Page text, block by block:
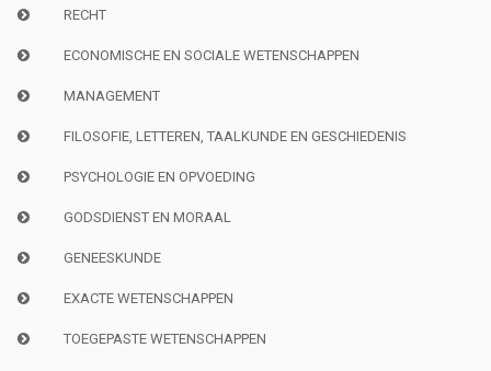
RECHT
ECONOMISCHE EN SOCIALE WETENSCHAPPEN
MANAGEMENT
FILOSOFIE, LETTEREN, TAALKUNDE EN GESCHIEDENIS
PSYCHOLOGIE EN OPVOEDING
GODSDIENST EN MORAAL
GENEESKUNDE
EXACTE WETENSCHAPPEN
TOEGEPASTE WETENSCHAPPEN